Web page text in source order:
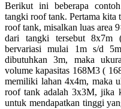
Berikut ini beberapa
tangki roof tank. Pertama kita
roof tank, misalkan luas area
dari tangki tersebut 8x7m
bervariasi mulai 1m s/d
dibutuhkan 3m, maka
volume kapasitas 168M3 (
memiliki lahan 4x4m, maka
roof tank adalah 3x3M, jika
untuk mendapatkan tinggi